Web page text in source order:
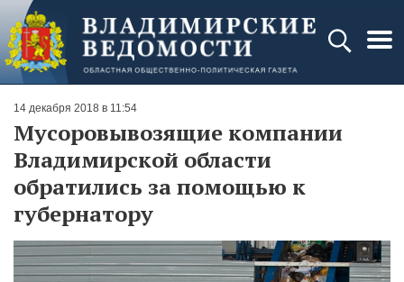
14 декабря 2018 в 11:54
Мусоровывозящие компании
Владимирской области
обратились за помощью к
губернатору